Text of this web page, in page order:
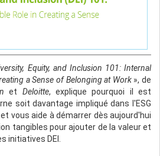
Equity, and Inclusion 101: Internal
a Sense of Belonging at Work», de
et Deloitte, explique pourquoi il est
soit davantage impliqué dans l'ESG
vous aide à démarrer dès aujourd'hui
tangibles pour ajouter de la valeur et
initiatives DEI.